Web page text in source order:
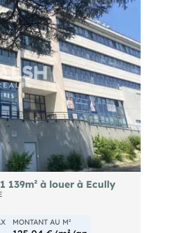
139m² à louer à Ecully
MONTANT AU M²